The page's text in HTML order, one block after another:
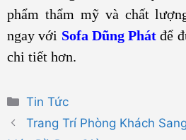
phẩm thẩm mỹ và chất
ngay với Sofa Dũng Phát để
chi tiết hơn.
Danh
mục
Tin Tức
Trang Trí Phòng Khách